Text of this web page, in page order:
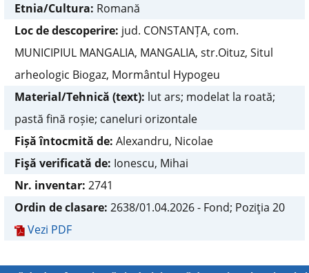
Etnia/Cultura: Romană
Loc de descoperire: jud. CONSTANȚA, com.
MUNICIPIUL MANGALIA, MANGALIA, str.Oituz, Situl
arheologic Biogaz, Mormântul Hypogeu
Material/Tehnică (text): lut ars; modelat la roată;
pastă fină roșie; caneluri orizontale
Fișă întocmită de: Alexandru, Nicolae
Fişă verificată de: Ionescu, Mihai
Nr. inventar: 2741
Ordin de clasare: 2638/01.04.2026 - Fond; Poziţia 20
Vezi PDF